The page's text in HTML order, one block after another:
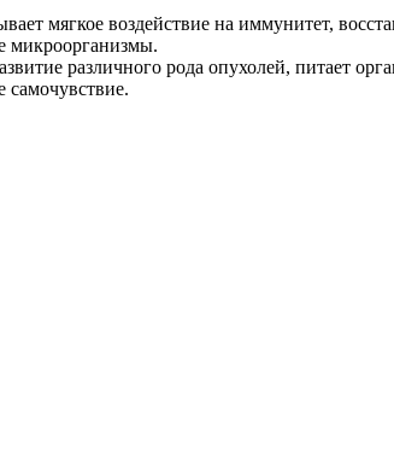
мягкое воздействие на иммунитет,
микроорганизмы.
различного рода опухолей, питает
самочувствие.